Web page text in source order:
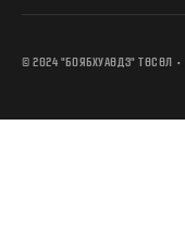
© 2024 "БОЯБХУАӨДЗ" ТӨСӨЛ •